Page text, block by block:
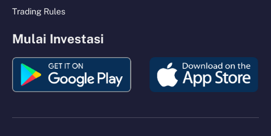
Trading Rules
Mulai Investasi